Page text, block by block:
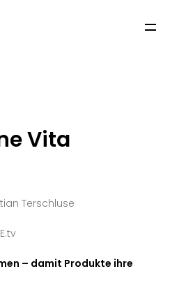
Vita
Terschluse
– damit Produkte ihre